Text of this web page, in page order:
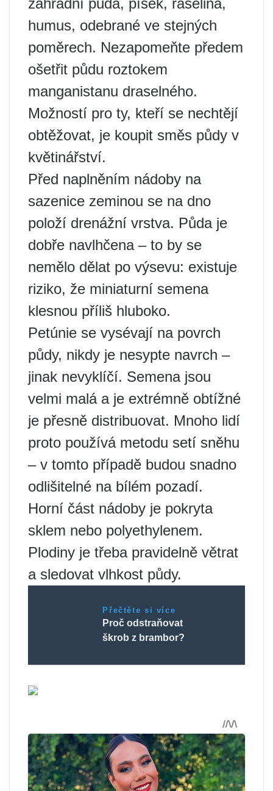
zahradní půda, písek, rašelina,
humus, odebrané ve stejných
poměrech. Nezapomeňte předem
ošetřit půdu roztokem
manganistanu draselného.
Možností pro ty, kteří se nechtějí
obtěžovat, je koupit směs půdy v
květinářství.
Před naplněním nádoby na
sazenice zeminou se na dno
položí drenážní vrstva. Půda je
dobře navlhčena – to by se
nemělo dělat po výsevu: existuje
riziko, že miniaturní semena
klesnou příliš hluboko.
Petúnie se vysévají na povrch
půdy, nikdy je nesypte navrch –
jinak nevyklíčí. Semena jsou
velmi malá a je extrémně obtížné
je přesně distribuovat. Mnoho lidí
proto používá metodu setí sněhu
– v tomto případě budou snadno
odlišitelné na bílém pozadí.
Horní část nádoby je pokryta
sklem nebo polyethylenem.
Plodiny je třeba pravidelně větrat
a sledovat vlhkost půdy.
Přečtěte si více
Proč odstraňovat
škrob z brambor?